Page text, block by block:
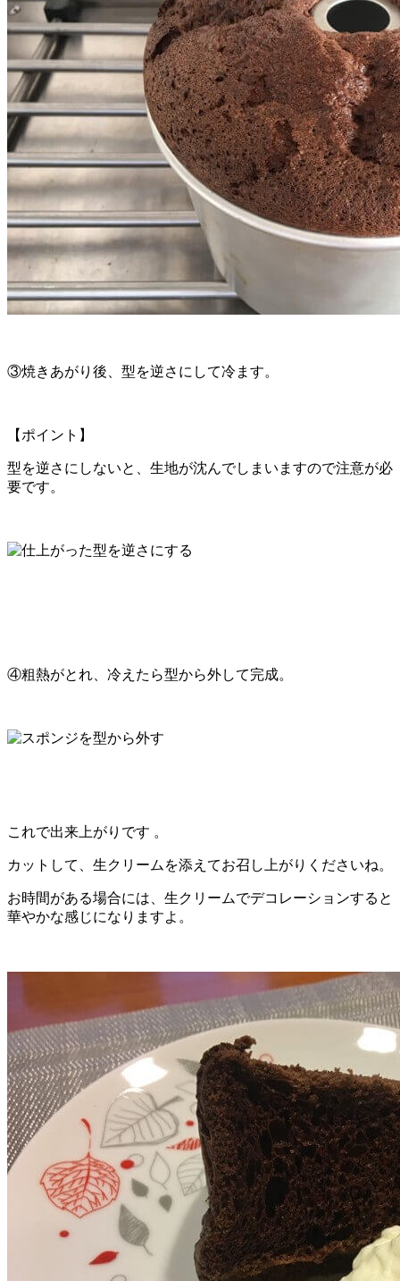
③焼きあがり後、型を逆さにして冷ます。
【ポイント】
型を逆さにしないと、生地が沈んでしまいますので注意が必
要です。
④粗熱がとれ、冷えたら型から外して完成。
これで出来上がりです 。
カットして、生クリームを添えてお召し上がりくださいね。
お時間がある場合には、生クリームでデコレーションすると
華やかな感じになりますよ。